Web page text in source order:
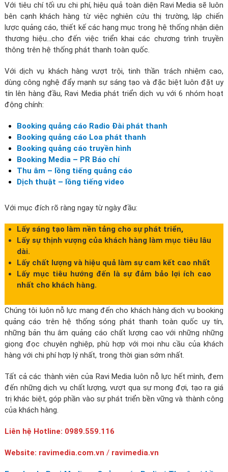
Với tiêu chí tối ưu chi phí, hiệu quả toàn diện Ravi Media sẽ luôn
bên cạnh khách hàng từ việc nghiên cứu thị trường, lập chiến
lược quảng cáo, thiết kế các hạng mục trong hệ thống nhận diện
thương hiệu…cho đến việc triển khai các chương trình truyền
thông trên hệ thống phát thanh toàn quốc.
Với dịch vụ khách hàng vượt trội, tinh thần trách nhiệm cao,
dùng công nghệ đẩy mạnh sự sáng tạo và đặc biệt luôn đặt uy
tín lên hàng đầu, Ravi Media phát triển dịch vụ với 6 nhóm hoạt
động chính:
Booking quảng cáo Radio Đài phát thanh
Booking quảng cáo Loa phát thanh
Booking quảng cáo truyền hình
Booking Media – PR Báo chí
Thu âm – lồng tiếng quảng cáo
Dịch thuật – lồng tiếng video
Với mục đích rõ ràng ngay từ ngày đầu:
Lấy sáng tạo làm nền tảng cho sự phát triển,
Lấy sự thịnh vượng của khách hàng làm mục tiêu lâu
dài.
Lấy chất lượng và hiệu quả làm sự cam kết cao nhất
Lấy mục tiêu hướng đến là sự đảm bảo lợi ích cao
nhất cho khách hàng.
Chúng tôi luôn nỗ lực mang đến cho khách hàng dịch vụ booking
quảng cáo trên hệ thống sóng phát thanh toàn quốc uy tín,
những bản thu âm quảng cáo chất lượng cao với những những
giọng đọc chuyên nghiệp, phù hợp với mọi nhu cầu của khách
hàng với chi phí hợp lý nhất, trong thời gian sớm nhất.
Tất cả các thành viên của Ravi Media luôn nỗ lực hết mình, đem
đến những dịch vụ chất lượng, vượt qua sự mong đợi, tạo ra giá
trị khác biệt, góp phần vào sự phát triển bền vững và thành công
của khách hàng.
Liên hệ Hotline: 0989.559.116
Website: ravimedia.com.vn /ravimedia.vn